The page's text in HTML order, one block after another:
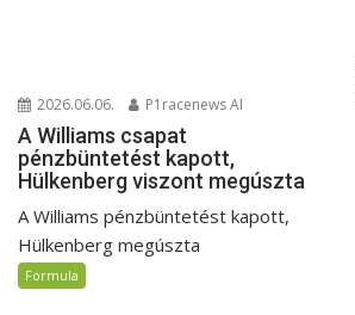
2026.06.06. P1racenews AI
A Williams csapat
pénzbüntetést kapott,
Hülkenberg viszont megúszta
A Williams pénzbüntetést kapott,
Hülkenberg megúszta
Formula